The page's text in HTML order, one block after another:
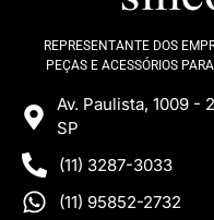
REPRESENTANTE DOS
PEÇAS E ACESSÓRIOS
Av. Paulista, 1009 -
SP
(11) 3287-3033
(11) 95852-2732